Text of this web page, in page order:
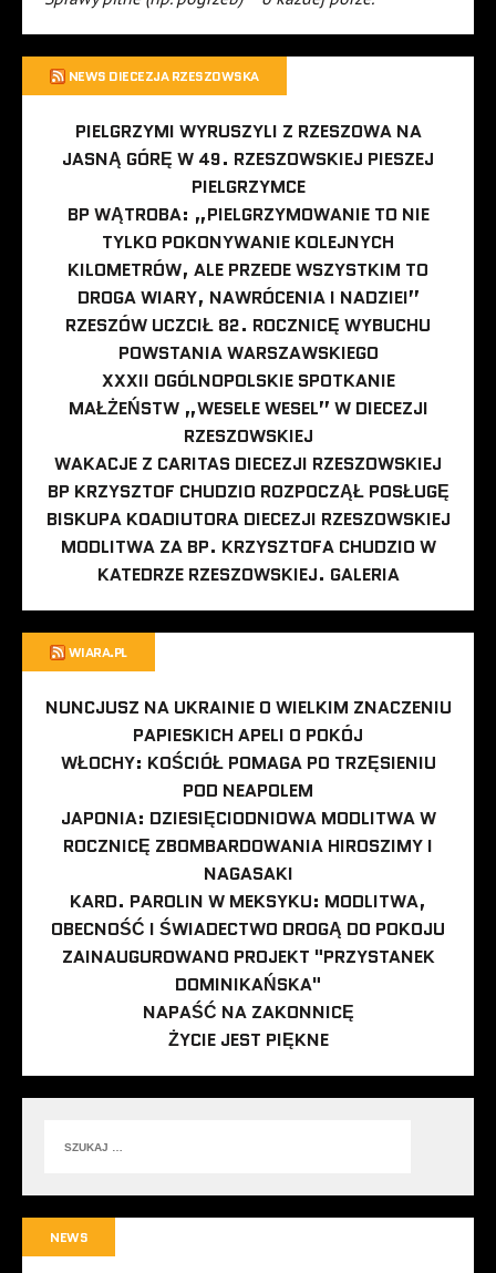
NEWS DIECEZJA RZESZOWSKA
PIELGRZYMI WYRUSZYLI Z RZESZOWA NA
JASNĄ GÓRĘ W 49. RZESZOWSKIEJ PIESZEJ
PIELGRZYMCE
BP WĄTROBA: „PIELGRZYMOWANIE TO NIE
TYLKO POKONYWANIE KOLEJNYCH
KILOMETRÓW, ALE PRZEDE WSZYSTKIM TO
DROGA WIARY, NAWRÓCENIA I NADZIEI”
RZESZÓW UCZCIŁ 82. ROCZNICĘ WYBUCHU
POWSTANIA WARSZAWSKIEGO
XXXII OGÓLNOPOLSKIE SPOTKANIE
MAŁŻEŃSTW „WESELE WESEL” W DIECEZJI
RZESZOWSKIEJ
WAKACJE Z CARITAS DIECEZJI RZESZOWSKIEJ
BP KRZYSZTOF CHUDZIO ROZPOCZĄŁ POSŁUGĘ
BISKUPA KOADIUTORA DIECEZJI RZESZOWSKIEJ
MODLITWA ZA BP. KRZYSZTOFA CHUDZIO W
KATEDRZE RZESZOWSKIEJ. GALERIA
WIARA.PL
NUNCJUSZ NA UKRAINIE O WIELKIM ZNACZENIU
PAPIESKICH APELI O POKÓJ
WŁOCHY: KOŚCIÓŁ POMAGA PO TRZĘSIENIU
POD NEAPOLEM
JAPONIA: DZIESIĘCIODNIOWA MODLITWA W
ROCZNICĘ ZBOMBARDOWANIA HIROSZIMY I
NAGASAKI
KARD. PAROLIN W MEKSYKU: MODLITWA,
OBECNOŚĆ I ŚWIADECTWO DROGĄ DO POKOJU
ZAINAUGUROWANO PROJEKT "PRZYSTANEK
DOMINIKAŃSKA"
NAPAŚĆ NA ZAKONNICĘ
ŻYCIE JEST PIĘKNE
NEWS